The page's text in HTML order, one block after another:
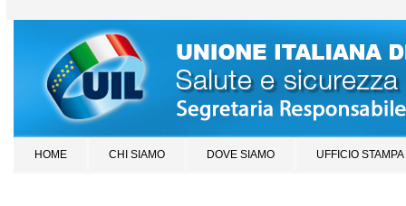
HOME CHI SIAMO DOVE SIAMO UFFICIO STAMPA